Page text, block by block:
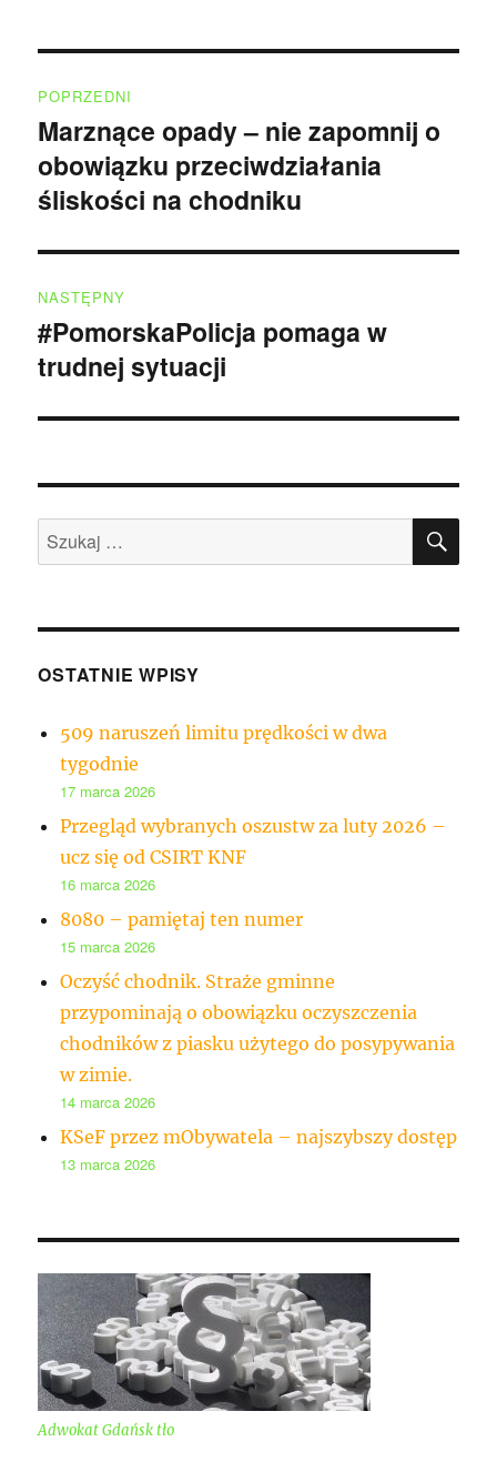
wpisu
POPRZEDNI
Poprzedni
wpis:
Marznące opady – nie zapomnij o
obowiązku przeciwdziałania
śliskości na chodniku
NASTĘPNY
Następny
wpis:
#PomorskaPolicja pomaga w
trudnej sytuacji
Szukaj:
OSTATNIE WPISY
509 naruszeń limitu prędkości w dwa
tygodnie
17 marca 2026
Przegląd wybranych oszustw za luty 2026 –
ucz się od CSIRT KNF
16 marca 2026
8080 – pamiętaj ten numer
15 marca 2026
Oczyść chodnik. Straże gminne
przypominają o obowiązku oczyszczenia
chodników z piasku użytego do posypywania
w zimie.
14 marca 2026
KSeF przez mObywatela – najszybszy dostęp
13 marca 2026
Adwokat Gdańsk tło